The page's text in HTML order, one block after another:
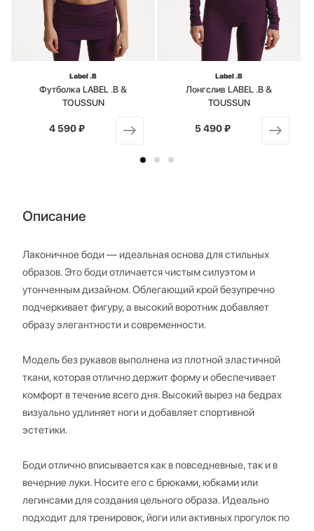
Label .B
Футболка LABEL .B &
TOUSSUN
от
4 590 ₽
Label .B
Лонгслив LABEL .B &
TOUSSUN
от
5 490 ₽
Описание
Лаконичное боди — идеальная основа для стильных
образов. Это боди отличается чистым силуэтом и
утонченным дизайном. Облегающий крой безупречно
подчеркивает фигуру, а высокий воротник добавляет
образу элегантности и современности.
Модель без рукавов выполнена из плотной эластичной
ткани, которая отлично держит форму и обеспечивает
комфорт в течение всего дня. Высокий вырез на бедрах
визуально удлиняет ноги и добавляет спортивной
эстетики.
Боди отлично вписывается как в повседневные, так и в
вечерние луки. Носите его с брюками, юбками или
легинсами для создания цельного образа. Идеально
подходит для тренировок, йоги или активных прогулок по